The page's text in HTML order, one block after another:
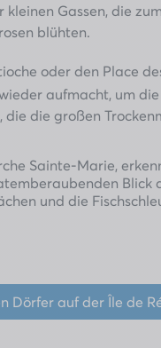
Gassen, die
blühten.
oder den Place
aufmacht, um
die die großen
Sainte-Marie,
Blick
und die
Dörfer auf der Île de